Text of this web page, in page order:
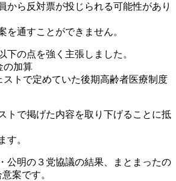
から反対票が投じられる可能性があり
を通すことができません。
下の点を強く主張しました。
加算
トで定めていた後期高齢者医療制度
トで掲げた内容を取り下げることに抵
す。
公明の３党協議の結果、まとまったの
案です。